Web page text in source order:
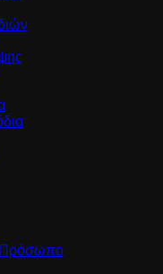
Πρόσωπο